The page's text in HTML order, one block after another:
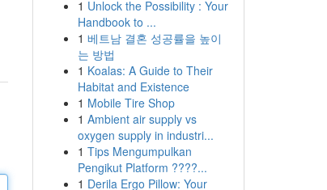
1 Unlock the Possibility : Your
Handbook to ...
1 베트남 결혼 성공률을 높이
는 방법
1 Koalas: A Guide to Their
Habitat and Existence
1 Mobile Tire Shop
1 Ambient air supply vs
oxygen supply in industri...
1 Tips Mengumpulkan
Pengikut Platform ????...
1 Derila Ergo Pillow: Your